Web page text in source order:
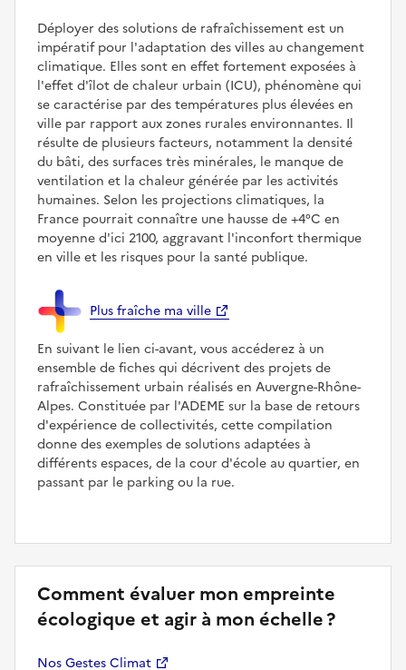
Déployer des solutions de rafraîchissement est un
impératif pour l'adaptation des villes au changement
climatique. Elles sont en effet fortement exposées à
l'effet d'îlot de chaleur urbain (ICU), phénomène qui
se caractérise par des températures plus élevées en
ville par rapport aux zones rurales environnantes. Il
résulte de plusieurs facteurs, notamment la densité
du bâti, des surfaces très minérales, le manque de
ventilation et la chaleur générée par les activités
humaines. Selon les projections climatiques, la
France pourrait connaître une hausse de +4°C en
moyenne d'ici 2100, aggravant l'inconfort thermique
en ville et les risques pour la santé publique.
Plus fraîche ma ville
En suivant le lien ci-avant, vous accéderez à un
ensemble de fiches qui décrivent des projets de
rafraîchissement urbain réalisés en Auvergne-Rhône-
Alpes. Constituée par l'ADEME sur la base de retours
d'expérience de collectivités, cette compilation
donne des exemples de solutions adaptées à
différents espaces, de la cour d'école au quartier, en
passant par le parking ou la rue.
Comment évaluer mon empreinte
écologique et agir à mon échelle ?
Nos Gestes Climat